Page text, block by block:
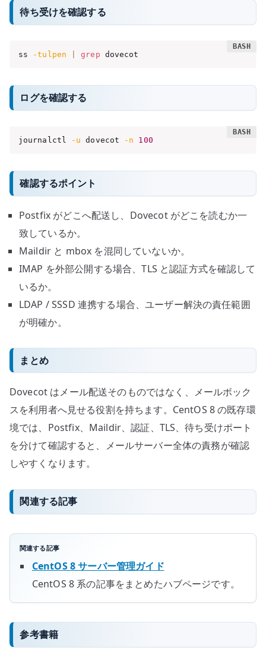
待ち受けを確認する
ss -tulpen grep dovecot
ログを確認する
journalctl -u dovecot -n 100
確認するポイント
Postfix がどこへ配送し、Dovecot がどこを読むか一
致しているか。
Maildir と mbox を混同していないか。
IMAP を外部公開する場合、TLS と認証方式を確認して
いるか。
LDAP / SSSD 連携する場合、ユーザー解決の責任範囲
が明確か。
まとめ
Dovecot はメール配送そのものではなく、メールボック
スを利用者へ見せる役割を持ちます。CentOS 8 の既存環
境では、Postfix、Maildir、認証、TLS、待ち受けポート
を分けて確認すると、メールサーバー全体の責務が確認
しやすくなります。
関連する記事
関連する記事
CentOS 8 サーバー管理ガイド
CentOS 8 系の記事をまとめたハブページです。
参考書籍